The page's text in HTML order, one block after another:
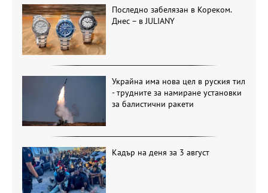
Последно забелязан в Кореком.
Днес – в JULIANY
Украйна има нова цел в руския тил
- трудните за намиране установки
за балистични ракети
Кадър на деня за 3 август